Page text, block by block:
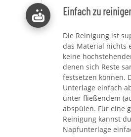
Einfach zu
Die Reinigung ist
das Material nichts
keine
denen sich Reste
festsetzen können.
Unterlage einfach
unter fließendem
abspülen. Für eine
Reinigung kannst
Napfunterlage